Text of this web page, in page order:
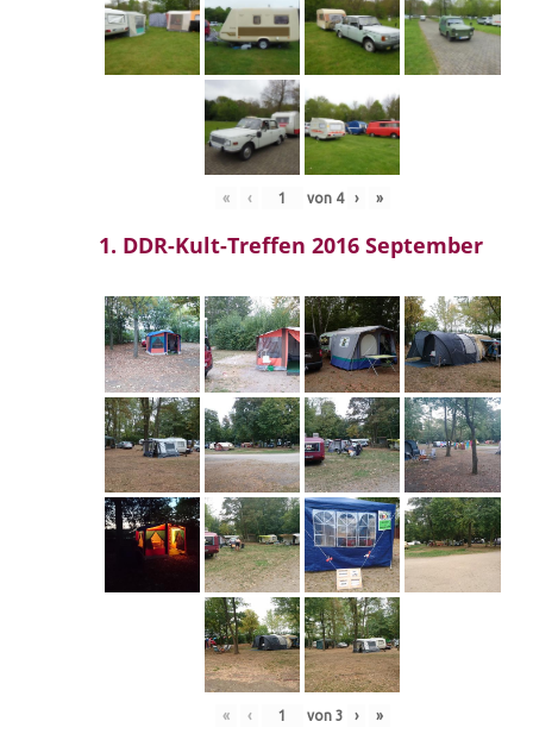
« ‹ von 4 › »
1. DDR-Kult-Treffen 2016 September
« ‹ von 3 › »